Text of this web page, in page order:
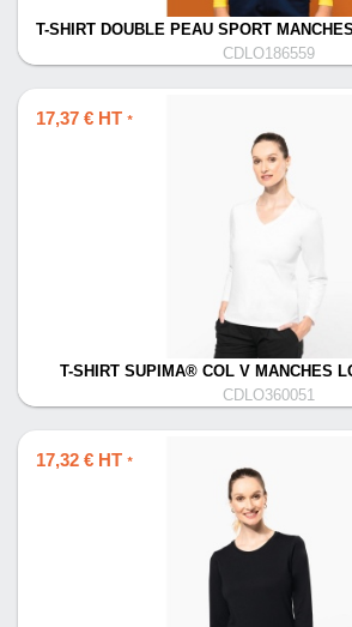
T-SHIRT DOUBLE PEAU SPORT
CDLO186559
17,37 € HT *
T-SHIRT SUPIMA® COL V MANCHES
CDLO360051
17,32 € HT *